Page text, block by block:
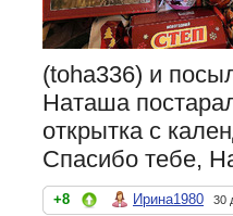
(toha336) и
Наташа
открытка с
Спасибо тебе,
+8 Ирина1980 30